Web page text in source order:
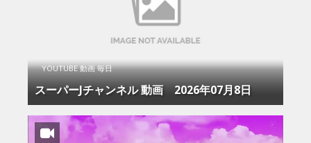
YOUTUBE 動画 毎日
スーパーJチャンネル 動画 2026年07月8日